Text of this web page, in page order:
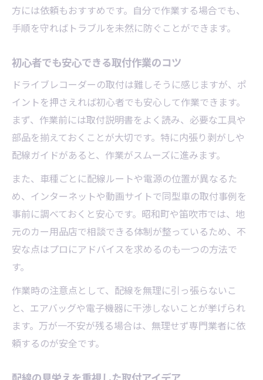
方には依頼もおすすめです。自分で作業する場合でも、
手順を守ればトラブルを未然に防ぐことができます。
初心者でも安心できる取付作業のコツ
ドライブレコーダーの取付は難しそうに感じますが、ポ
イントを押さえれば初心者でも安心して作業できます。
まず、作業前には取付説明書をよく読み、必要な工具や
部品を揃えておくことが大切です。特に内張り剥がしや
配線ガイドがあると、作業がスムーズに進みます。
また、車種ごとに配線ルートや電源の位置が異なるた
め、インターネットや動画サイトで同型車の取付事例を
事前に調べておくと安心です。昭和町や笛吹市では、地
元のカー用品店で相談できる体制が整っているため、不
安な点はプロにアドバイスを求めるのも一つの方法で
す。
作業時の注意点として、配線を無理に引っ張らないこ
と、エアバッグや電子機器に干渉しないことが挙げられ
ます。万が一不安が残る場合は、無理せず専門業者に依
頼するのが安全です。